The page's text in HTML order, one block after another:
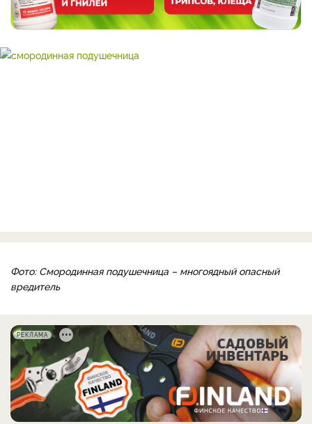
Фото: Смородинная подушечница – многоядный опасный
вредитель
РЕКЛАМА